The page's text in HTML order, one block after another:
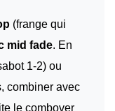
(frange qui
mid fade. En
1-2) ou
combiner avec
le combover